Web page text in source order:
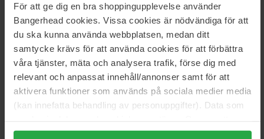
För att ge dig en bra shoppingupplevelse använder
Bangerhead cookies. Vissa cookies är nödvändiga för att
du ska kunna använda webbplatsen, medan ditt
samtycke krävs för att använda cookies för att förbättra
våra tjänster, mäta och analysera trafik, förse dig med
relevant och anpassat innehåll/annonser samt för att
aktivera funktioner som används på sociala medier media
(kan innefatta behandling av personuppgifter). Data som
trycka på "Tillåt alla cookies" accepterar du alla cookies,
Anmeldelser (12)Spørgsmål og svar (0)
3.3
Baseret på 12 anmeldelser
42%